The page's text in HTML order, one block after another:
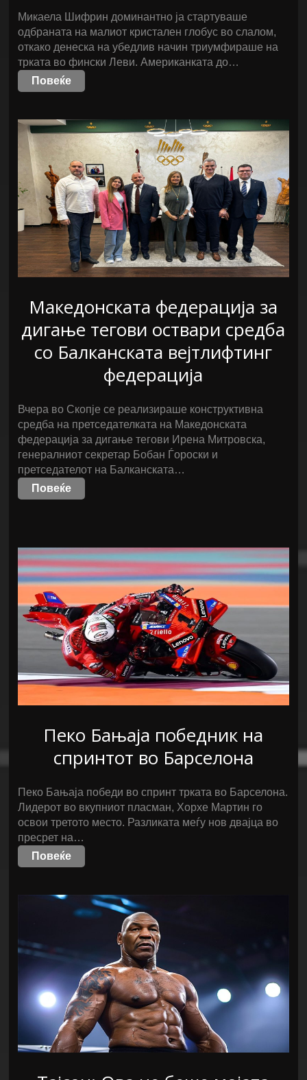
Микаела Шифрин доминантно ја стартуваше
одбраната на малиот кристален глобус во слалом,
откако денеска на убедлив начин триумфираше на
трката во фински Леви. Американката до…
Повеќе
Македонската федерација за
дигање тегови оствари средба
со Балканската вејтлифтинг
федерација
Вчера во Скопје се реализираше конструктивна
средба на претседателката на Македонската
федерација за дигање тегови Ирена Митровска,
генeралниот секретар Бобан Ѓороски и
претседателот на Балканската…
Повеќе
Пеко Бањаја победник на
спринтот во Барселона
Пеко Бањаја победи во спринт трката во Барселона.
Лидерот во вкупниот пласман, Хорхе Мартин го
освои третото место. Разликата меѓу нов двајца во
пресрет на…
Повеќе